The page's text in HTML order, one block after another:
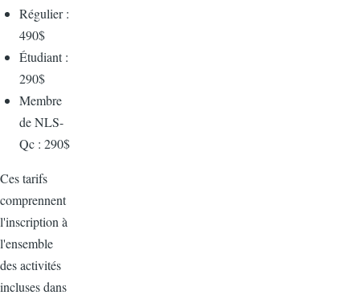
Régulier :
490$
Étudiant :
290$
Membre
de NLS-
Qc : 290$
Ces tarifs
comprennent
l'inscription à
l'ensemble
des activités
incluses dans